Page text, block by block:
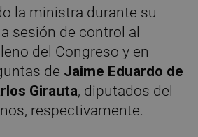
la ministra durante su
sesión de control al
del Congreso y en
de Jaime Eduardo de
Girauta, diputados del
respectivamente.